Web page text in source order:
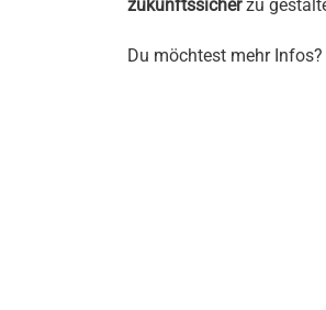
zukunftssicherzu
Du möchtest mehr